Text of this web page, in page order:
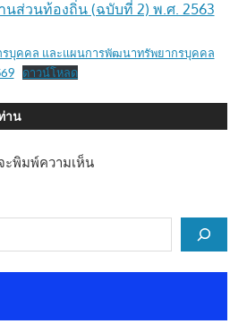
ส่วนท้องถิ่น (ฉบับที่ 2) พ.ศ. 2563
รบุคคล และแผนการพัฒนาทรัพยากรบุคคล
ดาวน์โหลด
าน
ะพิมพ์ความเห็น